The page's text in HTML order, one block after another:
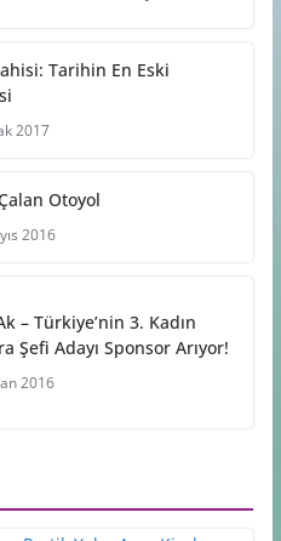
Tarihin En Eski
2017
Otoyol
2016
– Türkiye’nin 3. Kadın
Şefi Adayı Sponsor Arıyor!
2016